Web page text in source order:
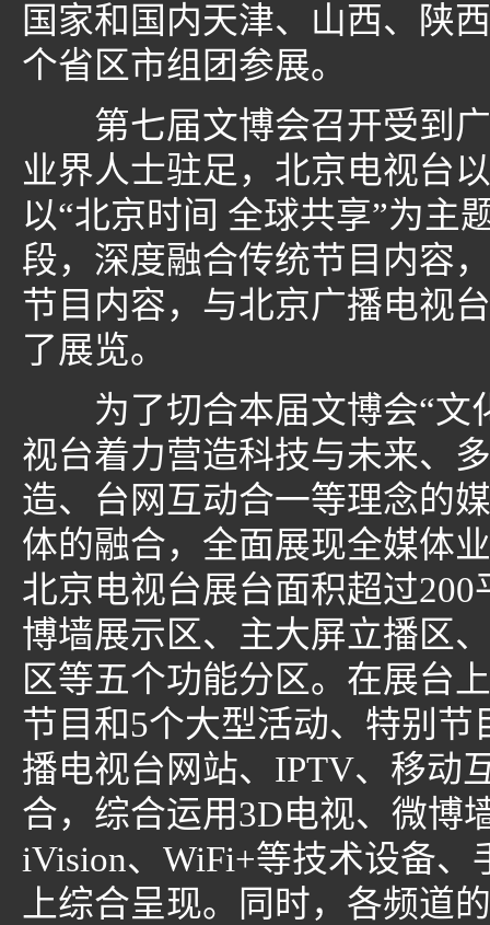
国家和国内天津、山西、陕
个省区市组团参展。
第七届文博会召开受到广
业界人士驻足，北京电视台
以“北京时间 全球共享”为主
段，深度融合传统节目内容
节目内容，与北京广播电视
了展览。
为了切合本届文博会“文
视台着力营造科技与未来、
造、台网互动合一等理念的
体的融合，全面展现全媒体
北京电视台展台面积超过
博墙展示区、主大屏立播区
区等五个功能分区。在展台
节目和5个大型活动、特别
播电视台网站、IPTV、移动
合，综合运用3D电视、微博
iVision、WiFi+等技术设备
上综合呈现。同时，各频道